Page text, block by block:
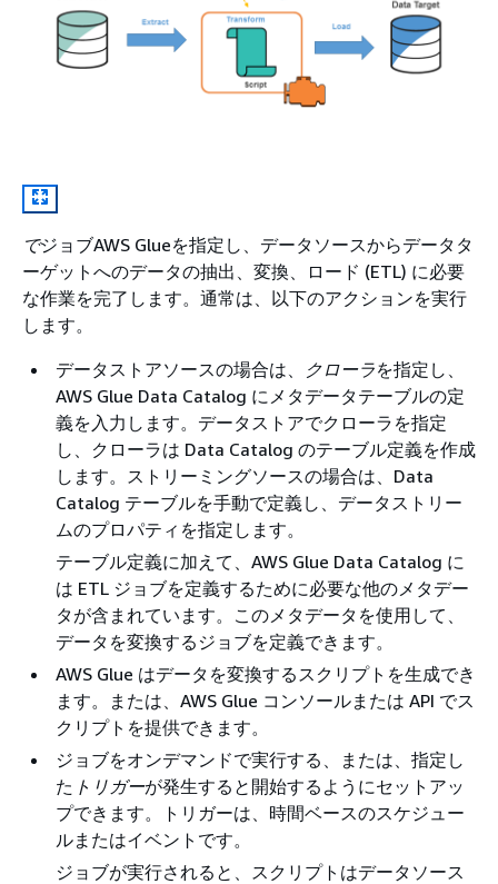
でジョブAWS Glueを指定し、データソースからデータタ
ーゲットへのデータの抽出、変換、ロード (ETL) に必要
な作業を完了します。通常は、以下のアクションを実行
します。
データストアソースの場合は、
クローラを指定し、
AWS Glue Data Catalog にメタデータテーブルの定
義を入力します。データストアでクローラを指定
し、クローラは Data Catalog のテーブル定義を作成
します。ストリーミングソースの場合は、Data
Catalog テーブルを手動で定義し、データストリー
ムのプロパティを指定します。
テーブル定義に加えて、AWS Glue Data Catalog に
は ETL ジョブを定義するために必要な他のメタデー
タが含まれています。このメタデータを使用して、
データを変換するジョブを定義できます。
AWS Glue はデータを変換するスクリプトを生成でき
ます。または、AWS Glue コンソールまたは API でス
クリプトを提供できます。
ジョブをオンデマンドで実行する、または、指定し
た トリガーが発生すると開始するようにセットアッ
プできます。トリガーは、時間ベースのスケジュー
ルまたはイベントです。
ジョブが実行されると、スクリプトはデータソース